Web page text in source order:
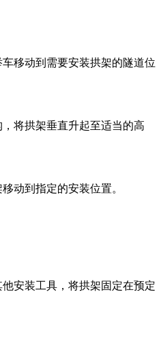
动到需要安装拱架的隧道位
拱架垂直升起至适当的高
到指定的安装位置。
装工具，将拱架固定在预定